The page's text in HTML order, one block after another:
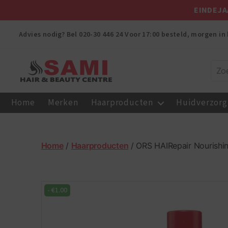
Advies nodig? Bel 020-30 446 24 Voor 17:00 besteld, morgen in
Hair
Centre
Home Merken Haarproducten
Home/ Haarproducten / ORS HAIRepair
- €1.00